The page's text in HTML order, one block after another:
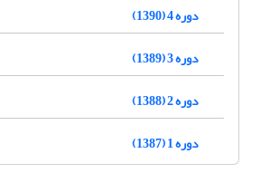
دوره 4 (1390)
دوره 3 (1389)
دوره 2 (1388)
دوره 1 (1387)